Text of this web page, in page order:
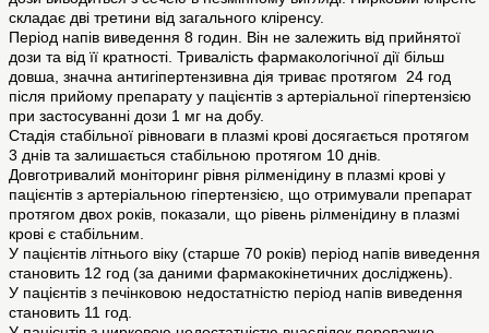
складає дві третини від загального кліренсу.
Період напів виведення 8 годин. Він не залежить від прийнятої
дози та від її кратності. Тривалість фармакологічної дії більш
довша, значна антигіпертензивна дія триває протягом 24 год
після прийому препарату у пацієнтів з артеріальної гіпертензією
при застосуванні дози 1 мг на добу.
Стадія стабільної рівноваги в плазмі крові досягається протягом
3 днів та залишається стабільною протягом 10 днів.
Довготривалий моніторинг рівня рілменідину в плазмі крові у
пацієнтів з артеріальною гіпертензією, що отримували препарат
протягом двох років, показали, що рівень рілменідину в плазмі
крові є стабільним.
У пацієнтів літнього віку (старше 70 років) період напів виведення
становить 12 год (за даними фармакокінетичних досліджень).
У пацієнтів з печінковою недостатністю період напів виведення
становить 11 год.